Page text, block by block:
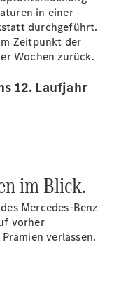
in einer
durchgeführt.
Zeitpunkt der
Wochen zurück.
12. Laufjahr
im Blick.
Mercedes-Benz
vorher
verlassen.